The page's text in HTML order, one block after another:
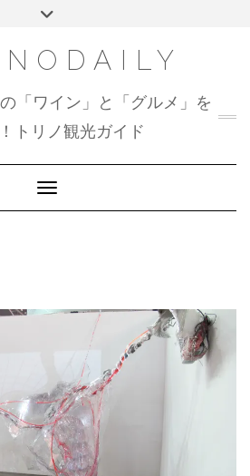
Toggle
「ワイン」と「グルメ」を
トリノ観光ガイド
Toggle Navigation